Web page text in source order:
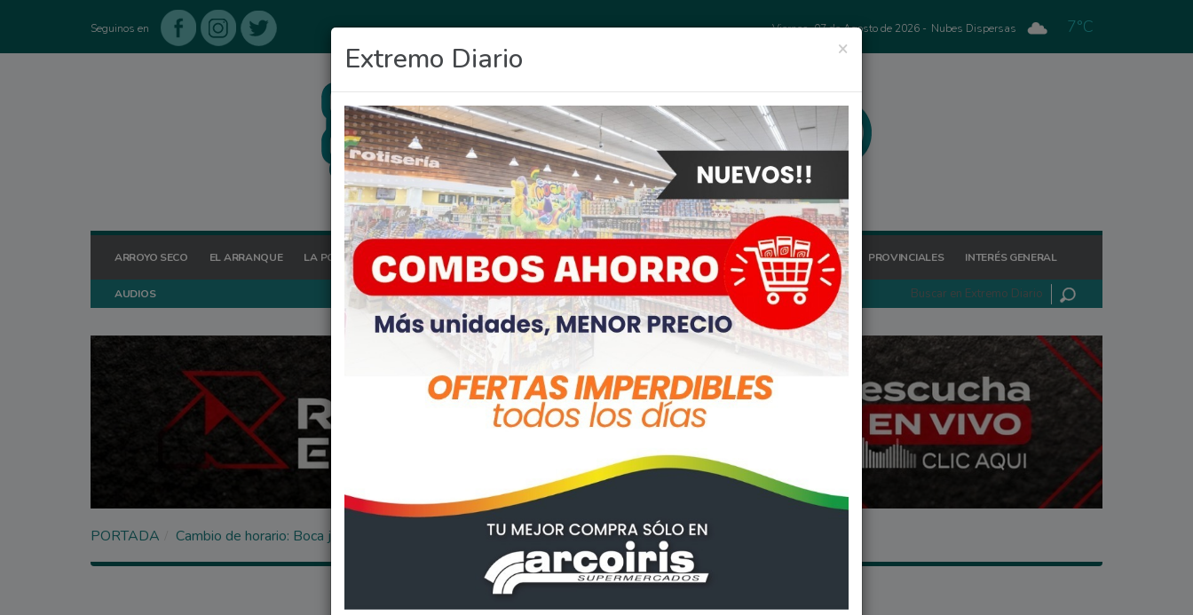
Seguinos en Viernes, 07 de Agosto de 2026 - Nubes Dispersas 7°C
ARROYO SECO EL ARRANQUE LA POSTA HOY OCIO DEPORTES FIGHIERA GENERAL LAGOS POLICIALES REGIONALES PROVINCIALES INTERÉS GENERAL
AUDIOS
×
Extremo Diario
PORTADA Cambio de horario: Boca jugará un viernes a las 18.15
DEPORTES